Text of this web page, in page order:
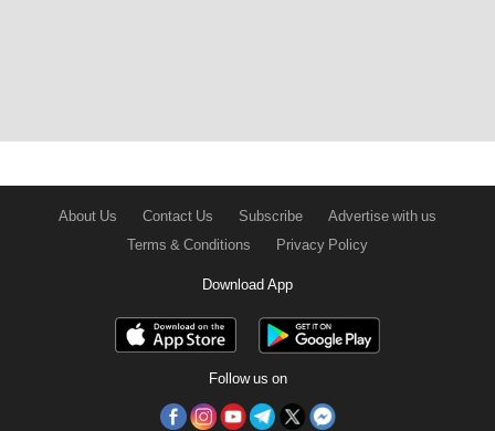
About Us Contact Us Subscribe
Advertise with us
Terms & Conditions
Privacy Policy
Download App
Follow us on